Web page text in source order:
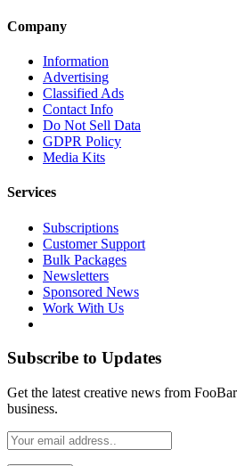
Company
Information
Advertising
Classified Ads
Contact Info
Do Not Sell Data
GDPR Policy
Media Kits
Services
Subscriptions
Customer Support
Bulk Packages
Newsletters
Sponsored News
Work With Us
Subscribe to Updates
Get the latest creative news from
business.